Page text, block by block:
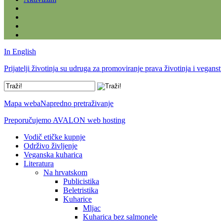
In English
Prijatelji životinja su udruga za promoviranje prava životinja i
Mapa webaNapredno pretraživanje
Preporučujemo AVALON web hosting
Vodič etičke kupnje
Održivo življenje
Veganska kuharica
Literatura
Na hrvatskom
Publicistika
Beletristika
Kuharice
Mljac
Kuharica bez salmonele